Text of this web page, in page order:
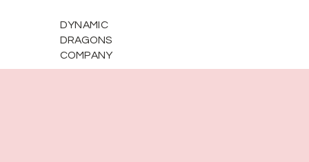
DYNAMIC
DRAGONS
COMPANY